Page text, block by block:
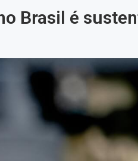
Brasil é